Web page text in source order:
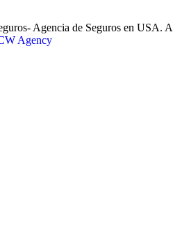
Agencia de Seguros en USA.
Agency